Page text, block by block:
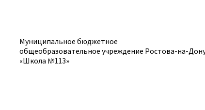
Муниципальное бюджетное
общеобразовательное учреждение Ростова-на-
«Школа №113»